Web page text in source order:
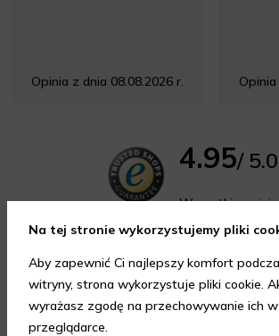
Opinia z dnia 08.08.2026 r. Opinia
4.95/
Wszystkie opinie
Porady
Na tej stronie wykorzystujemy pliki
Aby zapewnić Ci najlepszy komfort
witryny, strona wykorzystuje pliki cookie.
wyrażasz zgodę na przechowywanie ich
przeglądarce.